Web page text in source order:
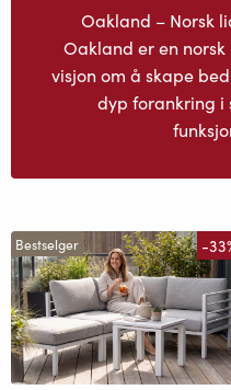
Oakland – Norsk
Oakland er en
visjon om å skape
dyp forankring i
Bestselger -